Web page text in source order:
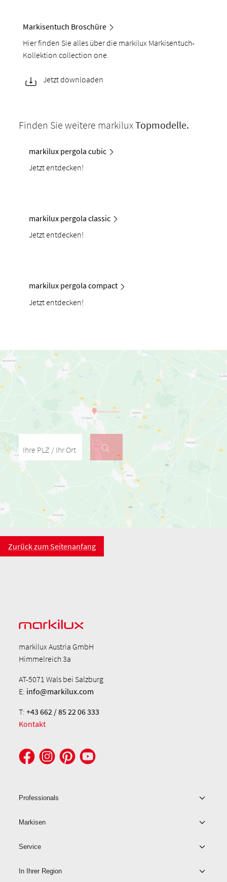
Markisentuch Broschüre
Hier finden Sie alles über die markilux Markisentuch-
Kollektion collection one.
Jetzt downloaden
Finden Sie weitere markiluxTopmodelle.
markilux pergola cubic
Jetzt entdecken!
markilux pergola classic
Jetzt entdecken!
markilux pergola compact
Jetzt entdecken!
Ihre PLZ / Ihr Ort
Zurück zum Seitenanfang
markilux Austria GmbH
Himmelreich 3a
AT-5071 Wals bei Salzburg
E: info@markilux.com
T:+43 662 / 85 22 06 333
Kontakt
Professionals
Markisen
Service
In Ihrer Region